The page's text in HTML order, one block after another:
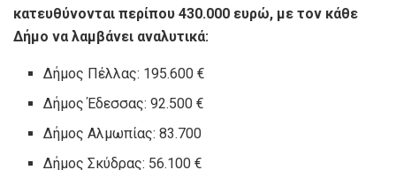
κατευθύνονται περίπου 430.000 ευρώ, με τον κάθε
Δήμο να λαμβάνει αναλυτικά:
Δήμος Πέλλας: 195.600 €
Δήμος Έδεσσας: 92.500 €
Δήμος Αλμωπίας: 83.700
Δήμος Σκύδρας: 56.100 €